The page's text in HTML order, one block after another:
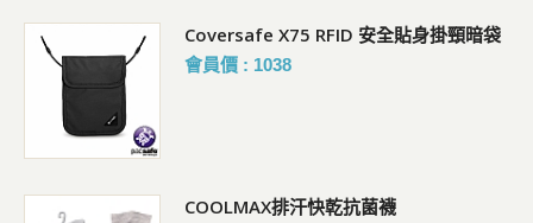
Coversafe X75 RFID 安全貼身掛頸暗袋
會員價 : 1038
COOLMAX排汗快乾抗菌襪